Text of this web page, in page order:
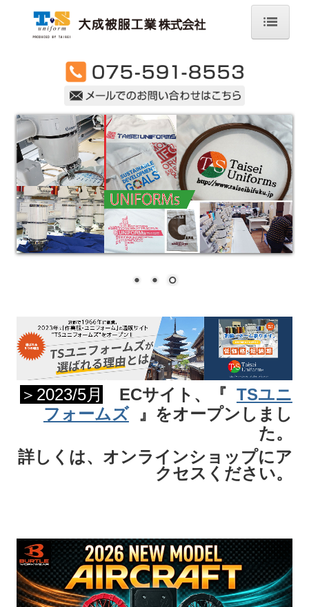
会社案内
事業内容
取扱い商品ラインナップ/メーカー
当社の強み
オンラインショップ
店舗紹介
サイトマップ
アクセスマップ
京都芸術大学ランドスケープ通信課学生限定
警備服
お知らせ（新着情報）
＞2023/5月 ECサイト 、『 TSユニ
フォームズ』をオープンしまし
た。
詳しくは、オンラインショップにア
クセスください。